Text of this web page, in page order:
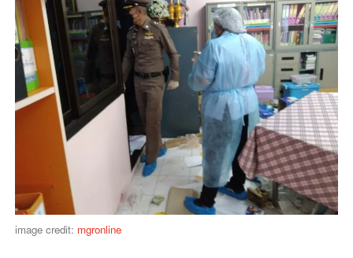
image credit: mgronline